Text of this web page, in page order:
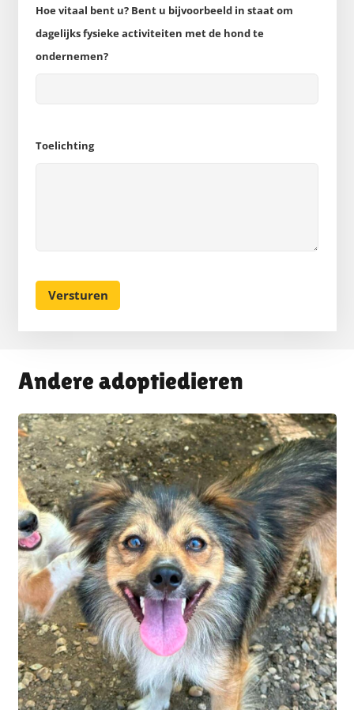
Hoe vitaal bent u? Bent u bijvoorbeeld in staat om
dagelijks fysieke activiteiten met de hond te
ondernemen?
Toelichting
Andere adoptiedieren